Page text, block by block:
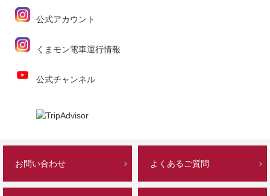
公式アカウント
くまモン電車運行情報
公式チャンネル
お問い合わせ よくあるご質問